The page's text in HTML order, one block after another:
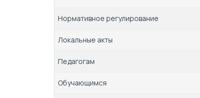
Нормативное регулирование
Локальные акты
Педагогам
Обучающимся